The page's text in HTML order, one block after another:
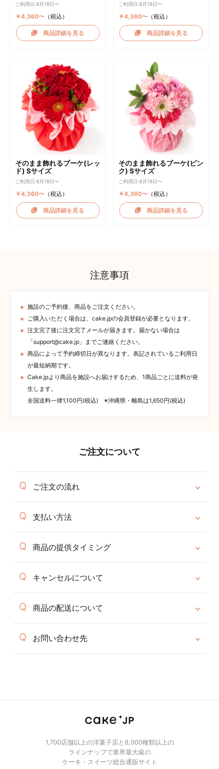
ご利用日:8月18日〜
￥4,360〜（税込）
商品詳細を見る
ご利用日:8月18日〜
￥4,360〜 （税込）
商品詳細を見る
そのまま飾れるブーケ(レッ
ド) Sサイズ
ご利用日:8月18日〜
￥4,360〜（税込）
商品詳細を見る
そのまま飾れるブーケ(ピン
ク) Sサイズ
ご利用日:8月18日〜
￥4,360〜 （税込）
商品詳細を見る
注意事項
施設のご予約後、商品をご注文ください。
ご購入いただく場合は、cake.jpの会員登録が必要となります。
注文完了後に注文完了メールが届きます。届かない場合は
「support@cake.jp」までご連絡ください。
商品によって予約締切日が異なります。表記されているご利用日
が最短納期です。
Cake.jpより商品を施設へお届けするため、1商品ごとに送料が発
生します。
全国送料一律1,100円(税込) ※沖縄県・離島は1,650円(税込)
ご注文について
ご注文の流れ
支払い方法
商品の提供タイミング
キャンセルについて
商品の配送について
お問い合わせ先
1,700店舗以上の洋菓子店と8,000種類以上の
ラインナップで業界最大級の
ケーキ・スイーツ総合通販サイト